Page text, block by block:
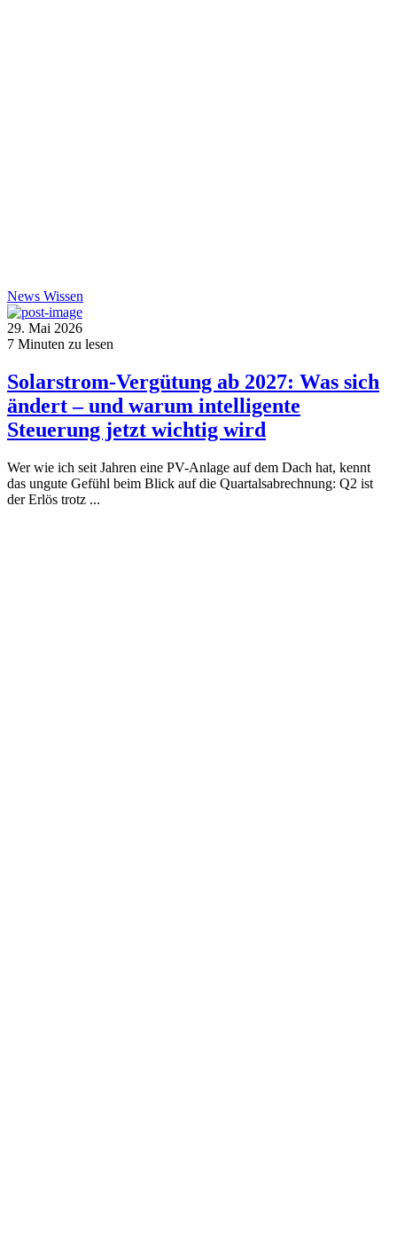
News Wissen
29. Mai 2026
7 Minuten zu lesen
Solarstrom-Vergütung ab 2027: Was sich
ändert – und warum intelligente
Steuerung jetzt wichtig wird
Wer wie ich seit Jahren eine PV-Anlage auf dem Dach hat, kennt
das ungute Gefühl beim Blick auf die Quartalsabrechnung: Q2 ist
der Erlös trotz ...